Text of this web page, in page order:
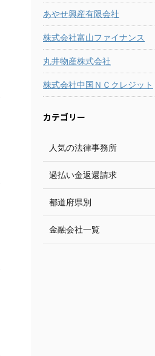
あやせ興産有限会社
株式会社富山ファイナンス
丸井物産株式会社
株式会社中国ＮＣクレジット
カテゴリー
人気の法律事務所
過払い金返還請求
都道府県別
金融会社一覧